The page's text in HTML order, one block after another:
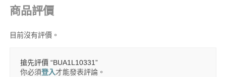
商品評價
目前沒有評價。
搶先評價 “BUA1L10331”
你必須登入才能發表評論。